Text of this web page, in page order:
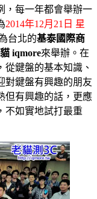
，每一年都會舉辦一
2014年12月21日 星
台北的基泰國際商
iqmore來舉辦。在
鍵盤的基本知識、
對鍵盤有興趣的朋友
但有興趣的話，更應
不如實地試打最重